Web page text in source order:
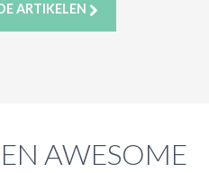
ARTIKELEN
AWESOME